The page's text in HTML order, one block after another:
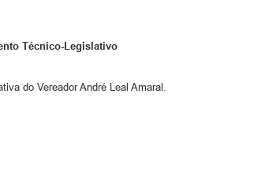
Técnico-Legislativo
do Vereador André Leal Amaral.